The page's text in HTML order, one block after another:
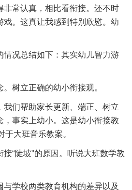
非常认真，相比看衔接。还不时
戏。这真让我感到特别欣慰。幼
况总结如下：其实幼儿智力游
树立正确的幼小衔接观。
们帮助家长更新、端正、树立
，事实上幼小。这是幼小衔接教
于大班音乐教案。
“陡坡”的原因。听说大班数学教
学校两类教育机构的差异以及